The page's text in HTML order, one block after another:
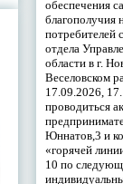
обеспечения
благополучия
потребителей
отдела
области в г.
Веселовском
17.09.2026,
проводиться
Юннатов,3 и
«горячей
10 по